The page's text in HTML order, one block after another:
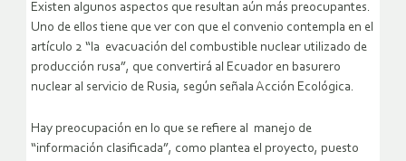
Existen algunos aspectos que resultan aún más preocupantes.
Uno de ellos tiene que ver con que el convenio contempla en el
artículo 2 “la evacuación del combustible nuclear utilizado de
producción rusa”, que convertirá al Ecuador en basurero
nuclear al servicio de Rusia, según señala Acción Ecológica.
Hay preocupación en lo que se refiere al manejo de
“información clasificada”, como plantea el proyecto, puesto